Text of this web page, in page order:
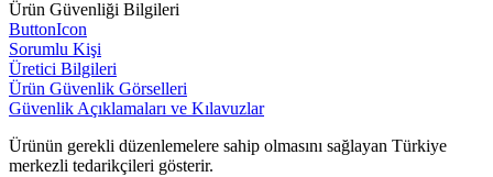
Ürün Güvenliği Bilgileri
ButtonIcon
Sorumlu Kişi
Üretici Bilgileri
Ürün Güvenlik Görselleri
Güvenlik Açıklamaları ve Kılavuzlar
Ürünün gerekli düzenlemelere sahip olmasını sağlayan Türkiye
merkezli tedarikçileri gösterir.